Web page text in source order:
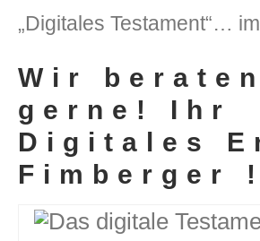
„Digitales Testament“…
Wir
gerne! Ihr
Digitales
Fimberger !